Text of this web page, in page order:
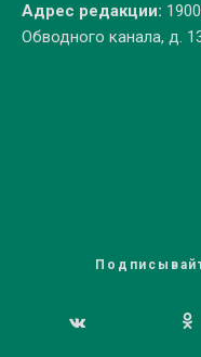
Адрес редакции:
Обводного канала, д.